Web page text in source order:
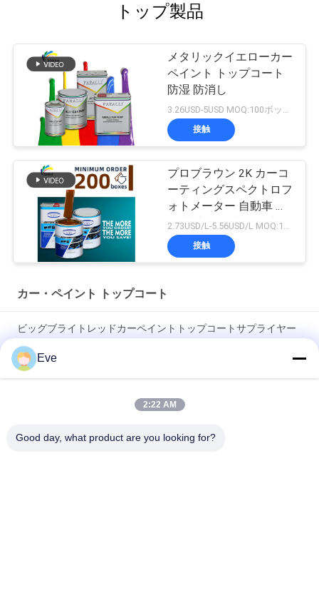
トップ製品
メタリックイエローカー
ペイント トップコート
防湿 防消し
3.26USD-5USD MOQ:100ボックス
接触
プロブラウン 2K カーコ
ーティングスペクトロフ
ォトメーター 自動車 修
理 製造 自動車 自動車 塗
装
接触
カー・ペイント トップコート
ビッグブライトレッドカーペイントトップコートサプライヤー
オートペイント 自動車用塗料 スプレーペイント
無毒 耐熱 鮮やかな赤色 消去耐性 トップコート 自動車用 自動車
車 塗料 完成品
Eve
2:22 AM
Good day, what product are you looking for?